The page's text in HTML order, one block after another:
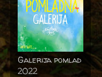
Galerija pomlad
2022